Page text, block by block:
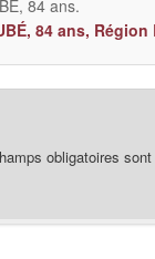
84 ans.
84 ans,
obligatoires